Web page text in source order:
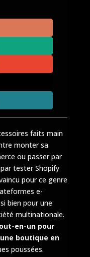
faits main
monter sa
ou passer par
tester Shopify
pour ce genre
e-
bien pour une
multinationale.
en-un pour
boutique en
poussées.